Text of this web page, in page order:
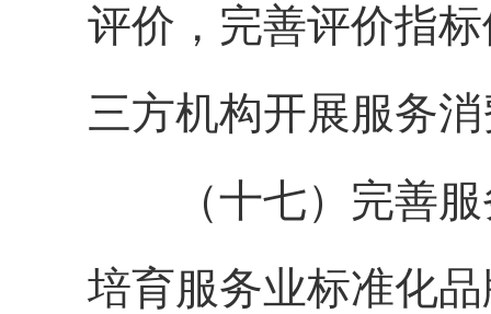
评价，完善评价指
三方机构开展服务
（十七）完善服
培育服务业标准化